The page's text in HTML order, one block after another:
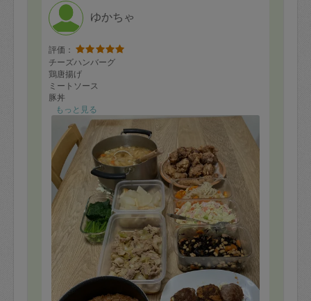
•れんこんつくね
•筑前煮
•ポテトサラダ
•きんぴらごぼう
•切り干し大根
•ひじき大豆煮
•豚汁
ゆかちゃ
評価：
チーズハンバーグ
鶏唐揚げ
ミートソース
豚丼
豚汁
小松菜おひたし
ポテトサラダ
ひじき煮
大根と厚揚げ煮
切り干し大根煮
初めてお願いしました。
どれもボリュームたっぷり作ってくれて満足です。また
機会がございましたらよろしくお願いいたします。
もっと見る